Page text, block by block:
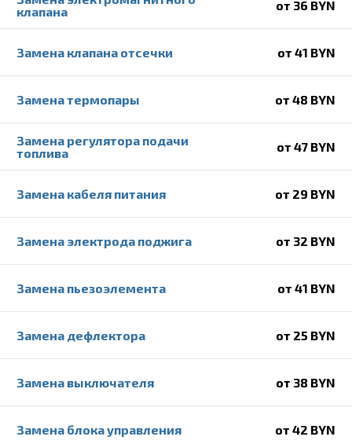
клапана
от 36 BYN
Замена клапана отсечки от 41 BYN
Замена термопары от 48 BYN
Замена регулятора подачи
топлива
от 47 BYN
Замена кабеля питания от 29 BYN
Замена электрода поджига от 32 BYN
Замена пьезоэлемента от 41 BYN
Замена дефлектора от 25 BYN
Замена выключателя от 38 BYN
Замена блока управления от 42 BYN